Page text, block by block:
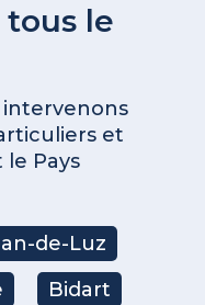
tous le
intervenons
et
Pays
de-Luz
Bidart